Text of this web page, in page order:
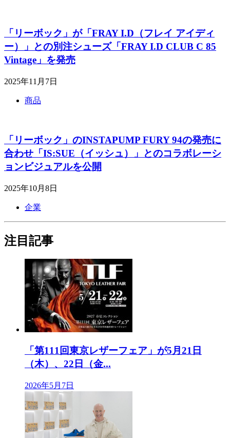
「リーボック」が「FRAY I.D（フレイ アイディ
ー）」との別注シューズ「FRAY I.D CLUB C 85
Vintage」を発売
2025年11月7日
商品
「リーボック」のINSTAPUMP FURY 94の発売に
合わせ「IS:SUE（イッシュ）」とのコラボレーシ
ョンビジュアルを公開
2025年10月8日
企業
注目記事
「第111回東京レザーフェア」が5月21日
（木）、22日（金...
2026年5月7日